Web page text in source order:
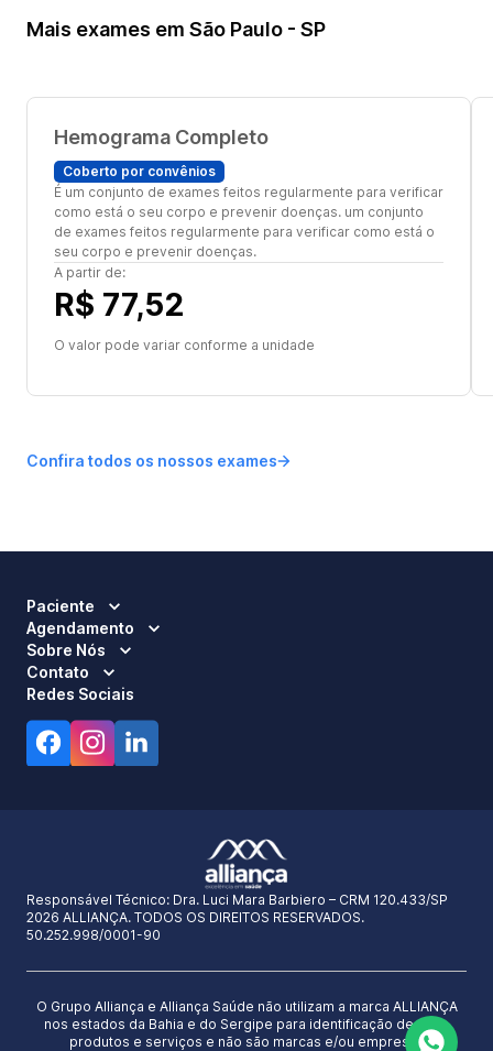
Mais exames em São Paulo - SP
Hemograma Completo
Coberto por convênios
É um conjunto de exames feitos regularmente para verificar
como está o seu corpo e prevenir doenças. um conjunto
de exames feitos regularmente para verificar como está o
seu corpo e prevenir doenças.
A partir de:
R$ 77,52
O valor pode variar conforme a unidade
Confira todos os nossos exames
Paciente
Agendamento
Sobre Nós
Contato
Redes Sociais
Responsável Técnico: Dra. Luci Mara Barbiero – CRM 120.433/SP
2026 ALLIANÇA. TODOS OS DIREITOS RESERVADOS.
50.252.998/0001-90
O Grupo Alliança e Alliança Saúde não utilizam a marca ALLIANÇA
nos estados da Bahia e do Sergipe para identificação de seus
produtos e serviços e não são marcas e/ou empresas